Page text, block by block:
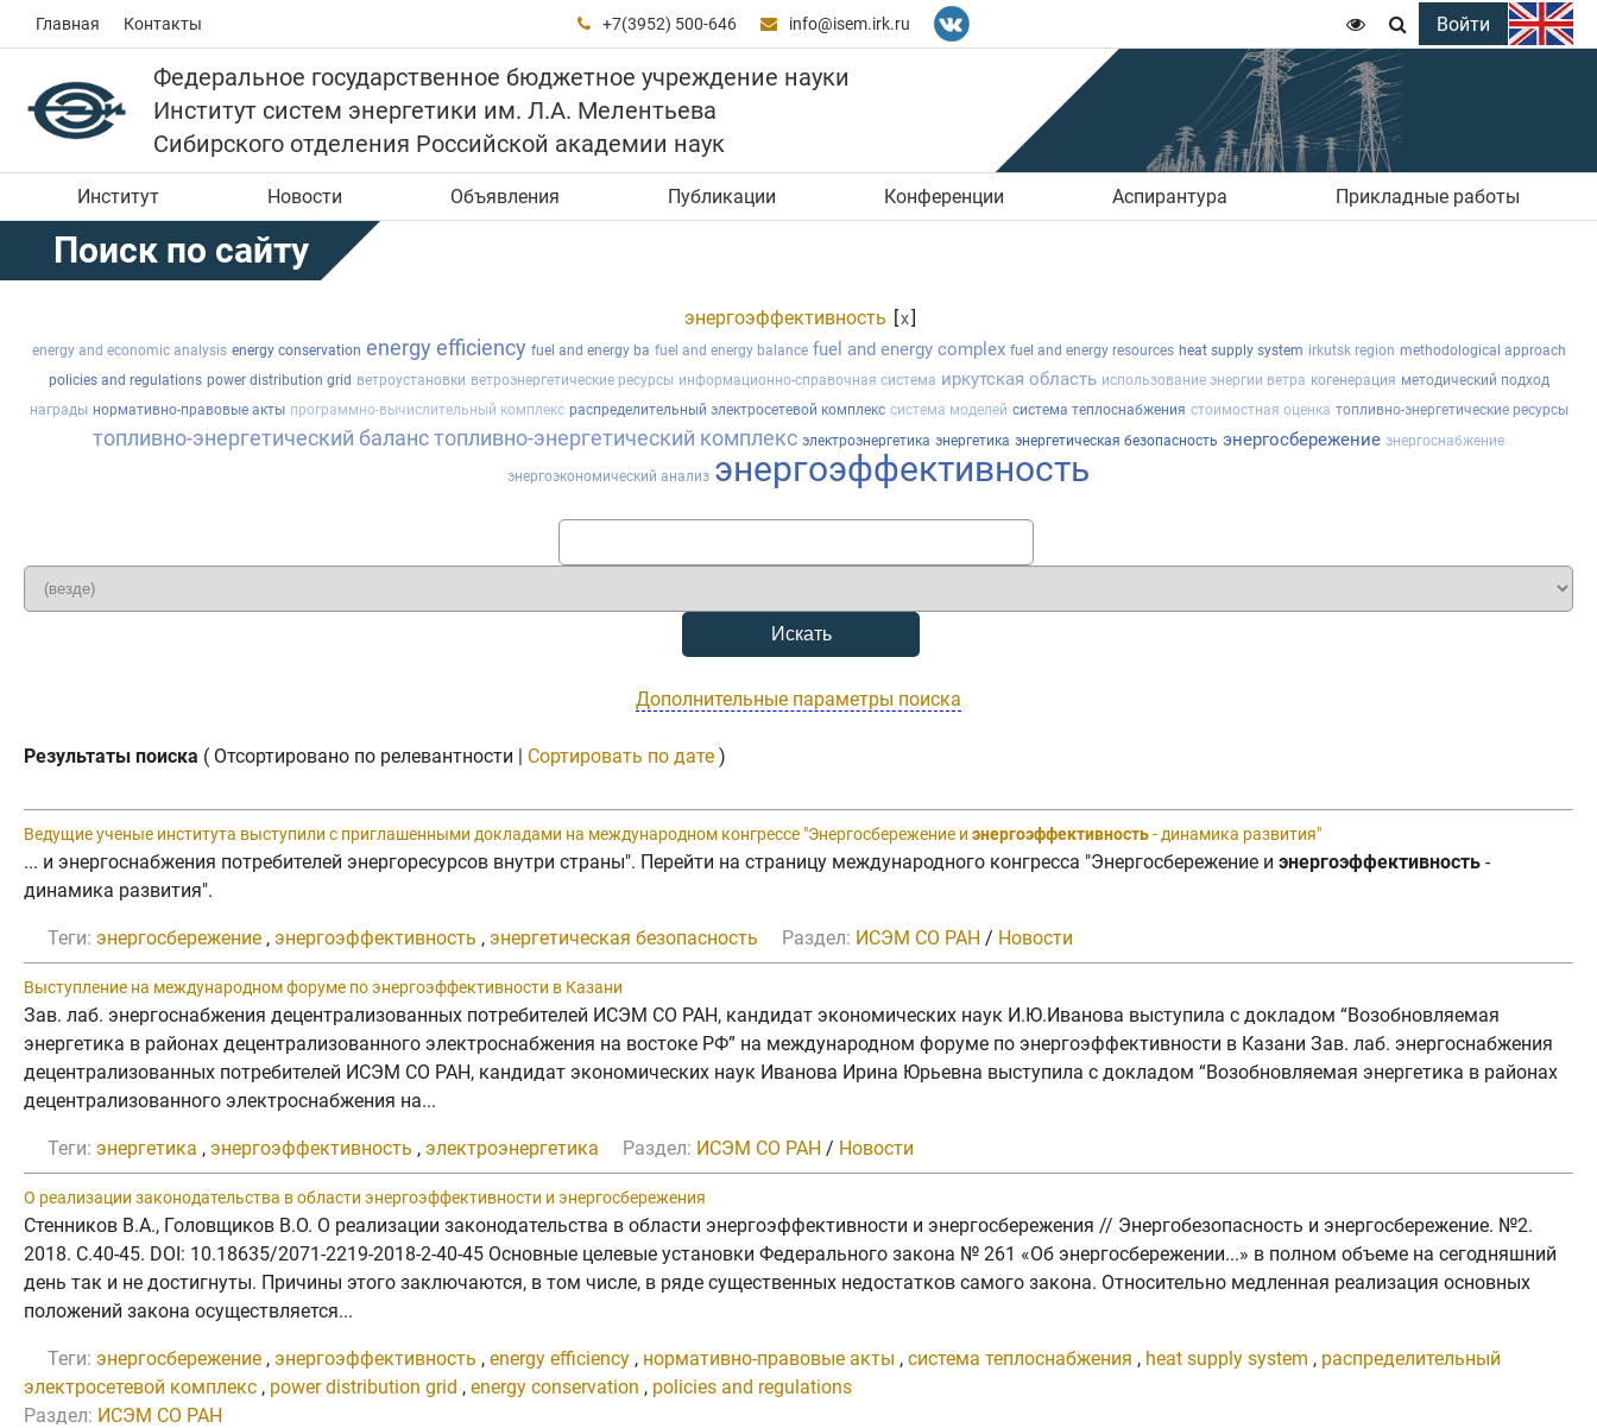
Главная Контакты  +7(3952) 500-646  info@isem.irk.ru   Войти
Федеральное государственное бюджетное учреждение науки
Институт систем энергетики им. Л.А. Мелентьева
Сибирского отделения Российской академии наук
Институт Новости Объявления Публикации Конференции Аспирантура Прикладные работы
Поиск по сайту
энергоэффективность [x]
energy and economic analysis energy conservation energy efficiency fuel and energy ba fuel and energy balance fuel and energy complex fuel and energy resources heat supply system irkutsk region methodological approach
policies and regulations power distribution grid ветроустановки ветроэнергетические ресурсы информационно-справочная система иркутская область использование энергии ветра когенерация методический подход
награды нормативно-правовые акты программно-вычислительный комплекс распределительный электросетевой комплекс система моделей система теплоснабжения стоимостная оценка топливно-энергетические ресурсы
топливно-энергетический баланстопливно-энергетический комплекс электроэнергетика энергетика энергетическая безопасность энергосбережение энергоснабжение
энергоэкономический анализ энергоэффективность
Дополнительные параметры поиска
Результаты поиска ( Отсортировано по релевантности | Сортировать по дате )
Ведущие ученые института выступили с приглашенными докладами на международном конгрессе "Энергосбережение и энергоэффективность- динамика развития"
... и энергоснабжения потребителей энергоресурсов внутри страны". Перейти на страницу международного конгресса "Энергосбережение и энергоэффективность -
динамика развития".
Теги: энергосбережение , энергоэффективность , энергетическая безопасность Раздел: ИСЭМ СО РАН / Новости
Выступление на международном форуме по энергоэффективности в Казани
Зав. лаб. энергоснабжения децентрализованных потребителей ИСЭМ СО РАН, кандидат экономических наук И.Ю.Иванова выступила с докладом “Возобновляемая
энергетика в районах децентрализованного электроснабжения на востоке РФ” на международном форуме по энергоэффективности в Казани Зав. лаб. энергоснабжения
децентрализованных потребителей ИСЭМ СО РАН, кандидат экономических наук Иванова Ирина Юрьевна выступила с докладом “Возобновляемая энергетика в районах
децентрализованного электроснабжения на...
Теги: энергетика , энергоэффективность , электроэнергетика Раздел: ИСЭМ СО РАН / Новости
О реализации законодательства в области энергоэффективности и энергосбережения
Стенников В.А., Головщиков В.О. О реализации законодательства в области энергоэффективности и энергосбережения // Энергобезопасность и энергосбережение. №2.
2018. C.40-45. DOI: 10.18635/2071-2219-2018-2-40-45 Основные целевые установки Федерального закона № 261 «Об энергосбережении...» в полном объеме на сегодняшний
день так и не достигнуты. Причины этого заключаются, в том числе, в ряде существенных недостатков самого закона. Относительно медленная реализация основных
положений закона осуществляется...
Теги: энергосбережение , энергоэффективность , energy efficiency , нормативно-правовые акты , система теплоснабжения , heat supply system , распределительный
электросетевой комплекс , power distribution grid , energy conservation , policies and regulations
Раздел: ИСЭМ СО РАН